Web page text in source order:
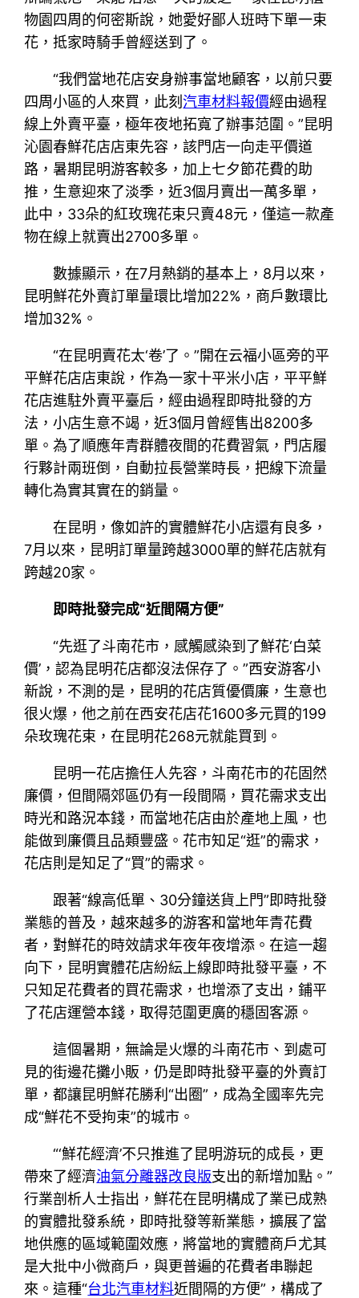
物園四周的何密斯說，她愛好鄙人班時下單一束
花，抵家時騎手曾經送到了。
“我們當地花店安身辦事當地顧客，以前只要
四周小區的人來買，此刻汽車材料報價經由過程
線上外賣平臺，極年夜地拓寬了辦事范圍。”昆明
沁園春鮮花店店東先容，該門店一向走平價道
路，暑期昆明游客較多，加上七夕節花費的助
推，生意迎來了淡季，近3個月賣出一萬多單，
此中，33朵的紅玫瑰花束只賣48元，僅這一款產
物在線上就賣出2700多單。
數據顯示，在7月熱銷的基本上，8月以來，
昆明鮮花外賣訂單量環比增加22%，商戶數環比
增加32%。
“在昆明賣花太‘卷’了。”開在云福小區旁的平
平鮮花店店東說，作為一家十平米小店，平平鮮
花店進駐外賣平臺后，經由過程即時批發的方
法，小店生意不竭，近3個月曾經售出8200多
單。為了順應年青群體夜間的花費習氣，門店履
行夥計兩班倒，自動拉長營業時長，把線下流量
轉化為實其實在的銷量。
在昆明，像如許的實體鮮花小店還有良多，
7月以來，昆明訂單量跨越3000單的鮮花店就有
跨越20家。
即時批發完成“近間隔方便”
“先逛了斗南花市，感觸感染到了鮮花‘白菜
價’，認為昆明花店都沒法保存了。”西安游客小
新說，不測的是，昆明的花店質優價廉，生意也
很火爆，他之前在西安花店花1600多元買的199
朵玫瑰花束，在昆明花268元就能買到。
昆明一花店擔任人先容，斗南花市的花固然
廉價，但間隔郊區仍有一段間隔，買花需求支出
時光和路況本錢，而當地花店由於產地上風，也
能做到廉價且品類豐盛。花市知足“逛”的需求，
花店則是知足了“買”的需求。
跟著“線高低單、30分鐘送貨上門”即時批發
業態的普及，越來越多的游客和當地年青花費
者，對鮮花的時效請求年夜年夜增添。在這一趨
向下，昆明實體花店紛紜上線即時批發平臺，不
只知足花費者的買花需求，也增添了支出，鋪平
了花店運營本錢，取得范圍更廣的穩固客源。
這個暑期，無論是火爆的斗南花市、到處可
見的街邊花攤小販，仍是即時批發平臺的外賣訂
單，都讓昆明鮮花勝利“出圈”，成為全國率先完
成“鮮花不受拘束”的城市。
“‘鮮花經濟’不只推進了昆明游玩的成長，更
帶來了經濟油氣分離器改良版支出的新增加點。”
行業剖析人士指出，鮮花在昆明構成了業已成熟
的實體批發系統，即時批發等新業態，擴展了當
地供應的區域範圍效應，將當地的實體商戶尤其
是大批中小微商戶，與更普遍的花費者串聯起
來。這種“台北汽車材料近間隔的方便”，構成了